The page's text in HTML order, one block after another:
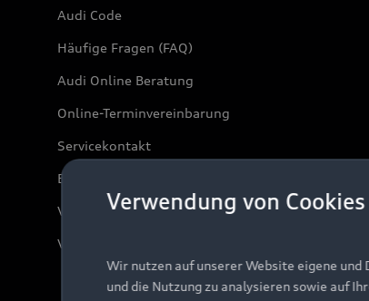
Audi Code
Häufige Fragen (FAQ)
Audi Online Beratung
Online-Terminvereinbarung
Servicekontakt
Bordbuch & Bedienungsanleitungen
Verträge kündigen
Vertrag widerrufen
Verwendung von
Wir nutzen auf unserer Website eigene
und die Nutzung zu analysieren sowie auf